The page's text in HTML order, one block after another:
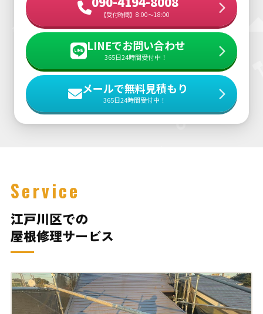
【受付時間】8:00～18:00
LINEでお問い合わせ
365日24時間受付中！
メールで無料見積もり
365日24時間受付中！
Service
江戸川区での
屋根修理サービス